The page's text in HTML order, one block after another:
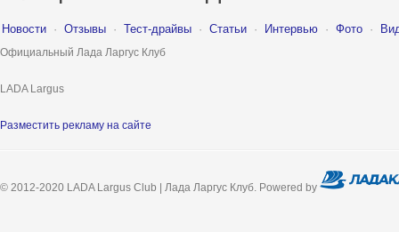
Новости · Отзывы · Тест-драйвы · Статьи · Интервью · Фото ·
Официальный Лада Ларгус Клуб
LADA Largus
Разместить рекламу на сайте
© 2012-2020 LADA Largus Club | Лада Ларгус Клуб. Powered by